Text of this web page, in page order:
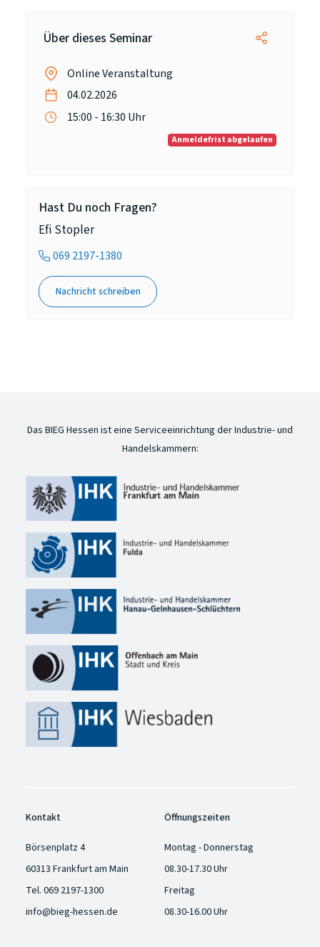
Über dieses Seminar
Online Veranstaltung
04.02.2026
15:00 - 16:30 Uhr
Anmeldefrist abgelaufen
Hast Du noch Fragen?
Efi Stopler
069 2197-1380
Nachricht schreiben
Das BIEG Hessen ist eine Serviceeinrichtung der Industrie- und
Handelskammern:
Kontakt
Börsenplatz 4
60313 Frankfurt am Main
Tel. 069 2197-1300
info@bieg-hessen.de
Öffnungszeiten
Montag - Donnerstag
08.30-17.30 Uhr
Freitag
08.30-16.00 Uhr